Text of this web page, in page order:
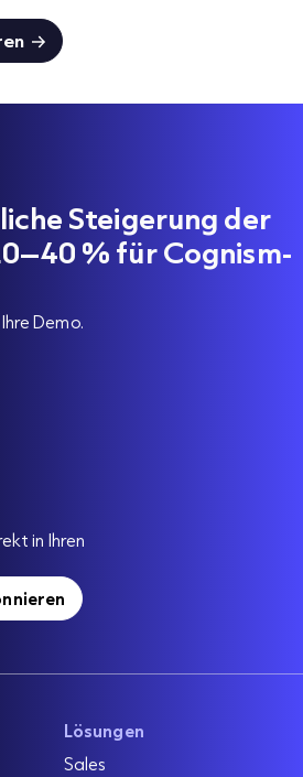
Steigerung der
% für Cognism-
Demo.
in Ihren
Lösungen
Sales